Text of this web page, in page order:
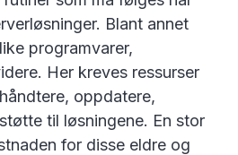
Blant annet
programvarer,
Her kreves ressurser
oppdatere,
til løsningene. En stor
for disse eldre og